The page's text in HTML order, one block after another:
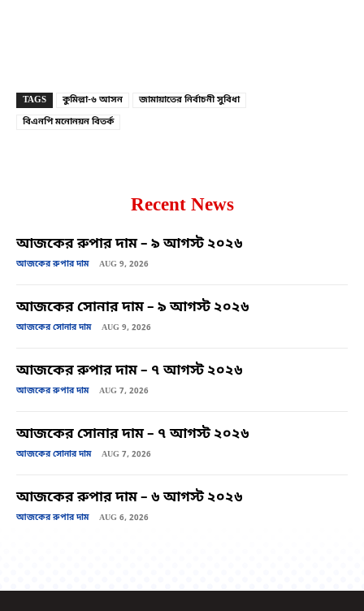
TAGS কুমিল্লা-৬ আসন
জামায়াতের নির্বাচনী সুবিধা
বিএনপি মনোনয়ন বিতর্ক
Recent News
আজকের রুপার দাম – ৯ আগস্ট ২০২৬
আজকের রুপার দাম AUG 9, 2026
আজকের সোনার দাম – ৯ আগস্ট ২০২৬
আজকের সোনার দাম AUG 9, 2026
আজকের রুপার দাম – ৭ আগস্ট ২০২৬
আজকের রুপার দাম AUG 7, 2026
আজকের সোনার দাম – ৭ আগস্ট ২০২৬
আজকের সোনার দাম AUG 7, 2026
আজকের রুপার দাম – ৬ আগস্ট ২০২৬
আজকের রুপার দাম AUG 6, 2026